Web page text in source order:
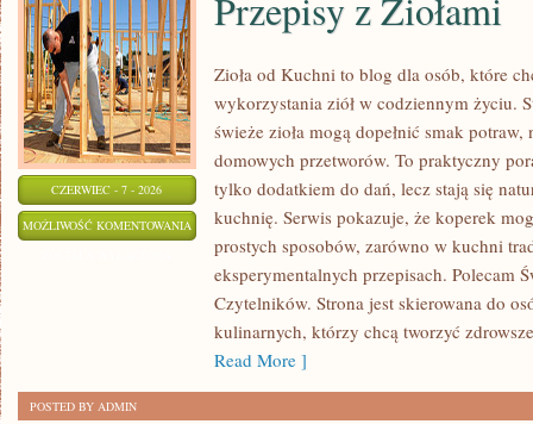
CZERWIEC - 7 - 2026
MOŻLIWOŚĆ KOMENTOWANIA PRZEPISY
ZIOŁAMI
Zioła od Kuchni to blog dla osób, które
wykorzystania ziół w codziennym życiu.
świeże zioła mogą dopełnić smak
domowych przetworów. To praktyczny
tylko dodatkiem do dań, lecz stają się
kuchnię. Serwis pokazuje, że koperek
prostych sposobów, zarówno w kuchni
eksperymentalnych przepisach. Polecam
Czytelników. Strona jest skierowana do
kulinarnych, którzy chcą tworzyć
Read More ]
POSTED BY ADMIN